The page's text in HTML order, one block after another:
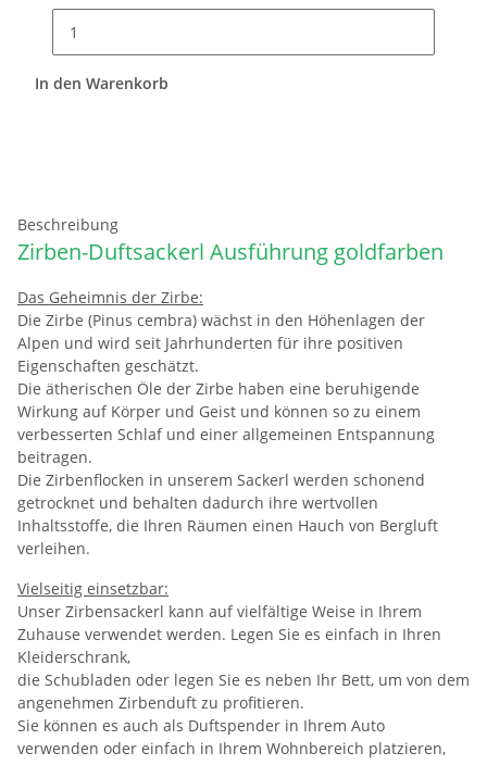
In den Warenkorb
Beschreibung
Zirben-Duftsackerl Ausführung goldfarben
Das Geheimnis der Zirbe:
Die Zirbe (Pinus cembra) wächst in den Höhenlagen der
Alpen und wird seit Jahrhunderten für ihre positiven
Eigenschaften geschätzt.
Die ätherischen Öle der Zirbe haben eine beruhigende
Wirkung auf Körper und Geist und können so zu einem
verbesserten Schlaf und einer allgemeinen Entspannung
beitragen.
Die Zirbenflocken in unserem Sackerl werden schonend
getrocknet und behalten dadurch ihre wertvollen
Inhaltsstoffe, die Ihren Räumen einen Hauch von Bergluft
verleihen.
Vielseitig einsetzbar:
Unser Zirbensackerl kann auf vielfältige Weise in Ihrem
Zuhause verwendet werden. Legen Sie es einfach in Ihren
Kleiderschrank,
die Schubladen oder legen Sie es neben Ihr Bett, um von dem
angenehmen Zirbenduft zu profitieren.
Sie können es auch als Duftspender in Ihrem Auto
verwenden oder einfach in Ihrem Wohnbereich platzieren,